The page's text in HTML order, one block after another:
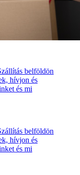
belföldön
hívjon és
és mi
belföldön
hívjon és
és mi